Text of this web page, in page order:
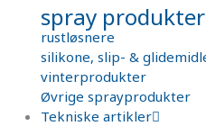
spray
rustløsnere
silikone, slip- &
vinterprodukter
Øvrige sprayprodukter
Tekniske artikler